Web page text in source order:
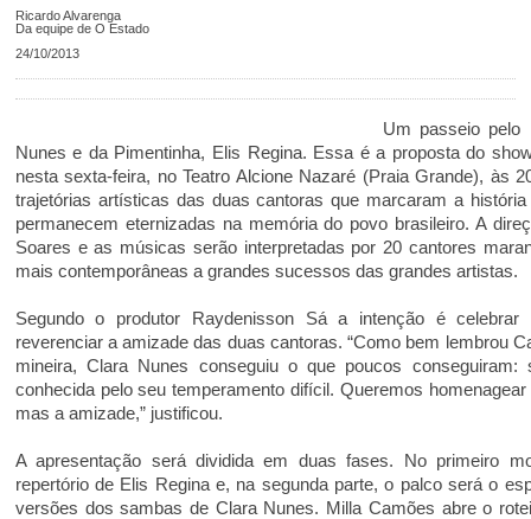
Ricardo Alvarenga
Da equipe de O Estado
24/10/2013
Um passeio pelo
Nunes e da Pimentinha, Elis Regina. Essa é a proposta do
nesta sexta-feira, no Teatro Alcione Nazaré (Praia Grande), às
trajetórias artísticas das duas cantoras que marcaram a
permanecem eternizadas na memória do povo brasileiro. A
Soares e as músicas serão interpretadas por 20 cantores
mais contemporâneas a grandes sucessos das grandes artistas.
Segundo o produtor Raydenisson Sá a intenção é
reverenciar a amizade das duas cantoras. “Como bem lembrou
mineira, Clara Nunes conseguiu o que poucos
conhecida pelo seu temperamento difícil. Queremos
mas a amizade,” justificou.
A apresentação será dividida em duas fases. No primeiro
repertório de Elis Regina e, na segunda parte, o palco será o
versões dos sambas de Clara Nunes. Milla Camões abre o